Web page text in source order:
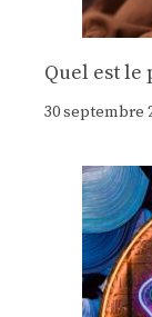
Quel est le
30 septembre